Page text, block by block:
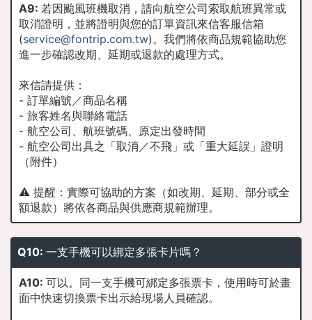
A9: 若因颱風班機取消，請向航空公司索取航班異常或
取消證明，並將證明與您的訂單資訊來信客服信箱
(service@fontrip.com.tw)。我們將依商品規範協助您
進一步確認改期、延期或退款的處理方式。
來信請提供：
- 訂單編號／商品名稱
- 旅客姓名與聯絡電話
- 航空公司、航班號碼、原定出發時間
- 航空公司出具之「取消／不飛」或「重大延誤」證明
（附件）
⚠️ 提醒：實際可協助的方案（如改期、延期、部分或全
額退款）將依各商品與供應商規範辦理。
Q10: 一支手機可以綁定多張卡片嗎？
A10: 可以。同一支手機可綁定多張票卡，使用時可於畫
面中快速切換票卡出示給現場人員確認。